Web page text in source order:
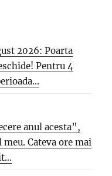
2026: Poarta
Pentru 4
anul acesta”,
Cateva ore mai